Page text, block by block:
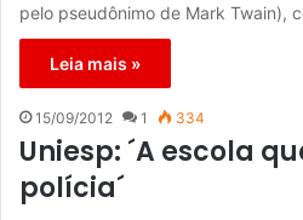
pelo pseudônimo de Mark Twain),
Leia mais »
15/09/2012 1 334
Uniesp: ´A escola
polícia´